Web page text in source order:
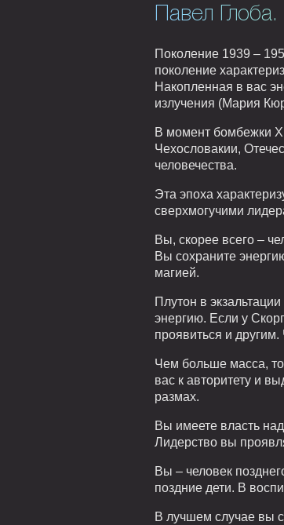
Павел
Поколение 1939 –
поколение
Накопленная в вас
излучения (Мария
В момент бомбежки
Чехословакии,
человечества.
Эта эпоха
сверхмогучими
Вы, скорее всего –
Вы сохраните
магией.
Плутон в
энергию. Если у
проявиться и
Чем больше масса,
вас к авторитету и
размах.
Вы имеете власть
Лидерство вы
Вы – человек
поздние дети. В
В лучшем случае вы